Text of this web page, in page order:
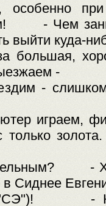
при
- Чем
выйти куда-
-
-
-
Сиднее
"СЭ")! -